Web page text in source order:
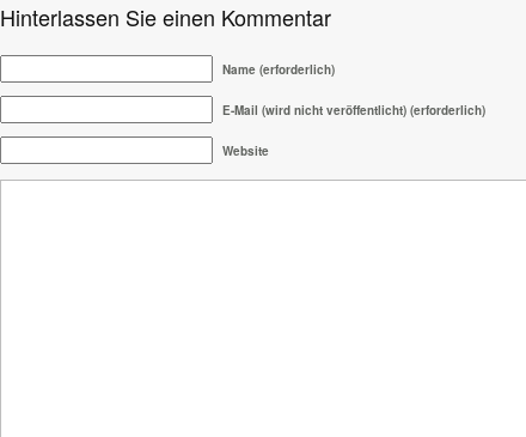
Hinterlassen Sie einen Kommentar
Name (erforderlich)
E-Mail (wird nicht veröffentlicht) (erforderlich)
Website